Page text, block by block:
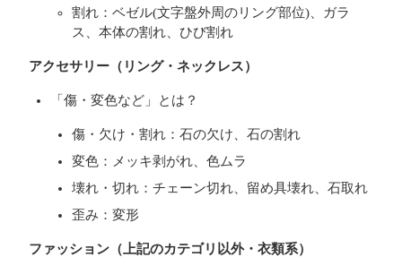
割れ：ベゼル(文字盤外周のリング部位)、ガラ
ス、本体の割れ、ひび割れ
アクセサリー（リング・ネックレス）
「傷・変色など」とは？
傷・欠け・割れ：石の欠け、石の割れ
変色：メッキ剥がれ、色ムラ
壊れ・切れ：チェーン切れ、留め具壊れ、石取れ
歪み：変形
ファッション（上記のカテゴリ以外・衣類系）